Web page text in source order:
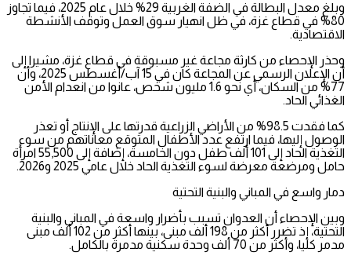
وبلغ معدل البطالة في الضفة الغربية 29% خلال عام 2025، فيما تجاوز
80% في قطاع غزة، في ظل انهيار سوق العمل وتوقف الأنشطة
الاقتصادية.
وحذر الإحصاء من كارثة مجاعة غير مسبوقة في قطاع غزة، مشيرا إلى
أن الإعلان الرسمي عن المجاعة كان في 15 آب/أغسطس 2025، وأن
77% من السكان، أي نحو 1.6 مليون شخص، عانوا من انعدام الأمن
الغذائي الحاد.
كما فقدت 98.5% من الأراضي الزراعية قدرتها على الإنتاج أو تعذر
الوصول إليها، فيما ارتفع عدد الأطفال المتوقع معاناتهم من سوء
التغذية الحاد إلى 101 ألف طفل دون الخامسة، إضافة إلى 55,500 امرأة
حامل ومرضعة معرضة لسوء التغذية الحاد خلال عامي 2025 و2026.
دمار واسع في المباني والبنية التحتية
وبين الإحصاء أن العدوان تسبب بأضرار واسعة في المباني والبنية
التحتية، إذ تضرر أكثر من 198 ألف مبنى، بينها أكثر من 102 ألف مبنى
مدمر كليا، وأكثر من 70 ألف وحدة سكنية مدمرة بالكامل.